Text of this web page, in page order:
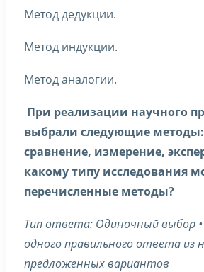
Метод дедукции.
Метод индукции.
Метод аналогии.
При реализации научного
выбрали следующие
сравнение, измерение,
какому типу исследования
перечисленные методы?
Тип ответа: Одиночный выбор
одного правильного ответа из
предложенных вариантов